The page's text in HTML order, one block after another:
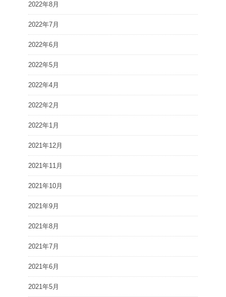
2022年8月
2022年7月
2022年6月
2022年5月
2022年4月
2022年2月
2022年1月
2021年12月
2021年11月
2021年10月
2021年9月
2021年8月
2021年7月
2021年6月
2021年5月